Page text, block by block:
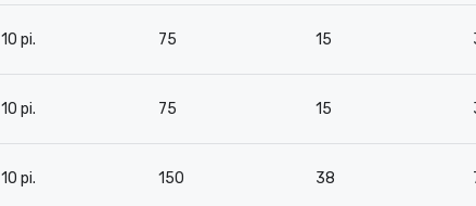
10 pi. 75 15
10 pi. 75 15
10 pi. 150 38